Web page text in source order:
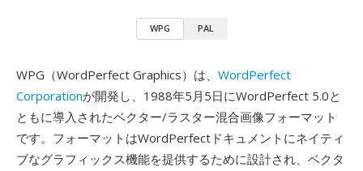
WPG PAL
WPG（WordPerfect Graphics）は、 WordPerfect
Corporationが開発し、1988年5月5日にWordPerfect 5.0と
ともに導入されたベクター/ラスター混合画像フォーマット
です。フォーマットはWordPerfectドキュメントにネイティ
ブなグラフィックス機能を提供するために設計され、ベクタ